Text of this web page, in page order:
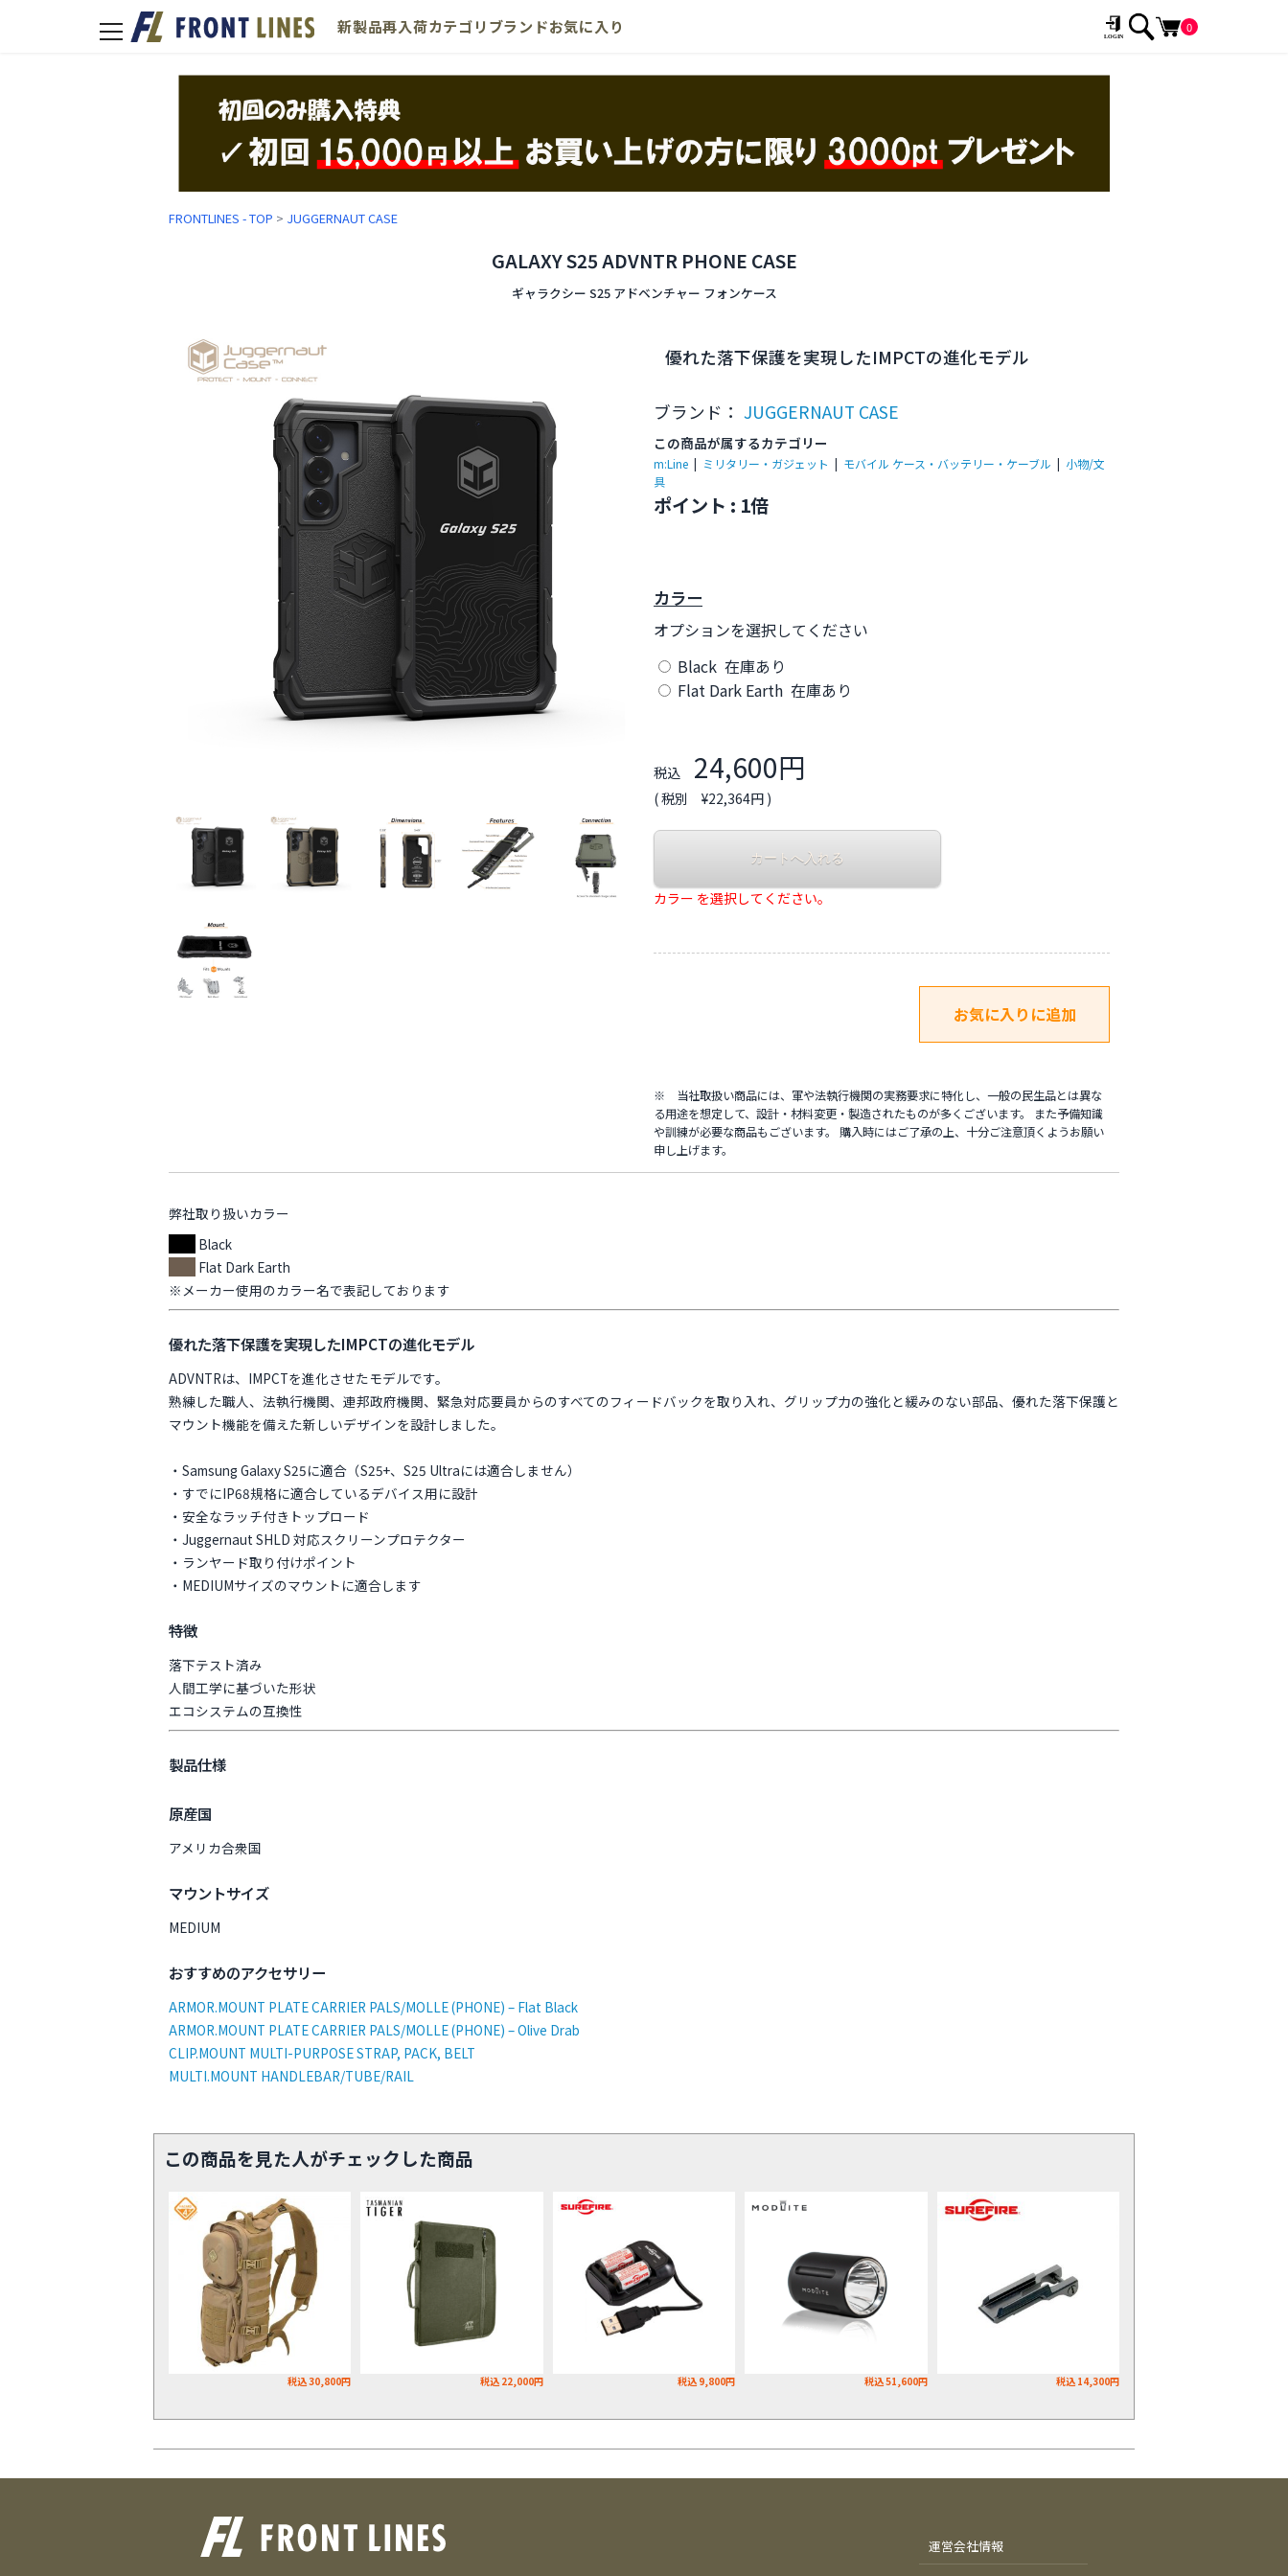
toggle
新製品再入荷カテゴリ ブランドお気に入り 0
FRONTLINES - TOP > JUGGERNAUT CASE
GALAXY S25 ADVNTR PHONE CASE
ギャラクシー S25 アドベンチャー フォンケース
優れた落下保護を実現したIMPCTの進化モデル
ブランド： JUGGERNAUT CASE
この商品が属するカテゴリー
m:Line ミリタリー・ガジェット モバイル ケース・バッテリー・ケーブル
小物/文
具
ポイント : 1倍
カラー
オプションを選択してください
Black 在庫あり
Flat Dark Earth 在庫あり
税込 24,600円
( 税別 ¥22,364円 )
カラー を選択してください。
※ 当社取扱い商品には、軍や法執行機関の実務要求に特化し、一般の民生品とは異な
る用途を想定して、設計・材料変更・製造されたものが多くございます。 また予備知識
や訓練が必要な商品もございます。 購入時にはご了承の上、十分ご注意頂くようお願い
申し上げます。
弊社取り扱いカラー
Black
Flat Dark Earth
※メーカー使用のカラー名で表記しております
優れた落下保護を実現したIMPCTの進化モデル
ADVNTRは、IMPCTを進化させたモデルです。
熟練した職人、法執行機関、連邦政府機関、緊急対応要員からのすべてのフィードバックを取り入れ、グリップ力の強化と緩みのない部品、優れた落下保護と
マウント機能を備えた新しいデザインを設計しました。
・Samsung Galaxy S25に適合（S25+、S25 Ultraには適合しません）
・すでにIP68規格に適合しているデバイス用に設計
・安全なラッチ付きトップロード
・Juggernaut SHLD 対応スクリーンプロテクター
・ランヤード取り付けポイント
・MEDIUMサイズのマウントに適合します
特徴
落下テスト済み
人間工学に基づいた形状
エコシステムの互換性
製品仕様
原産国
アメリカ合衆国
マウントサイズ
MEDIUM
おすすめのアクセサリー
ARMOR.MOUNT PLATE CARRIER PALS/MOLLE (PHONE) – Flat Black
ARMOR.MOUNT PLATE CARRIER PALS/MOLLE (PHONE) – Olive Drab
CLIP.MOUNT MULTI-PURPOSE STRAP, PACK, BELT
MULTI.MOUNT HANDLEBAR/TUBE/RAIL
この商品を見た人がチェックした商品
税込 30,800円 税込 22,000円 税込 9,800円 税込 51,600円 税込 14,300円
運営会社情報